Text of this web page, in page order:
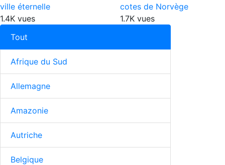
ville éternelle
1.4K vues
cotes de Norvège
1.7K vues
Tout
Afrique du Sud
Allemagne
Amazonie
Autriche
Belgique